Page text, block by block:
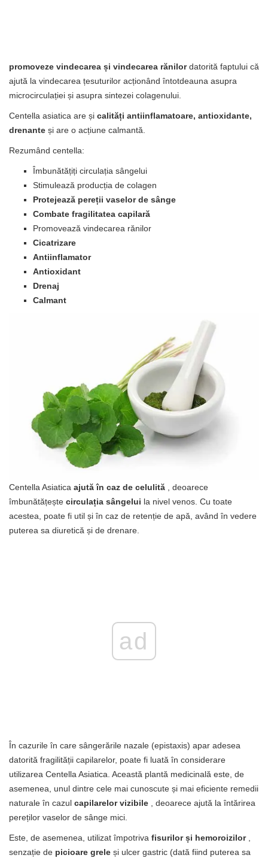
promoveze vindecarea și vindecarea rănilordatorită faptului că
ajută la vindecarea țesuturilor acționând întotdeauna asupra
microcirculației și asupra sintezei colagenului.
Centella asiatica are și calități antiinflamatoare, antioxidante,
drenante și are o acțiune calmantă.
Rezumând centella:
Îmbunătățiți circulația sângelui
Stimulează producția de colagen
Protejează pereții vaselor de sânge
Combate fragilitatea capilară
Promovează vindecarea rănilor
Cicatrizare
Antiinflamator
Antioxidant
Drenaj
Calmant
Centella Asiatica ajută în caz de celulită , deoarece
îmbunătățește circulația sângelui la nivel venos. Cu toate
acestea, poate fi util și în caz de retenție de apă, având în vedere
puterea sa diuretică și de drenare.
ad
În cazurile în care sângerările nazale (epistaxis) apar adesea
datorită fragilității capilarelor, poate fi luată în considerare
utilizarea Centella Asiatica. Această plantă medicinală este, de
asemenea, unul dintre cele mai cunoscute și mai eficiente remedii
naturale în cazul capilarelor vizibile , deoarece ajută la întărirea
pereților vaselor de sânge mici.
Este, de asemenea, utilizat împotriva fisurilor și hemoroizilor,
senzație de picioare grele și ulcer gastric (dată fiind puterea sa